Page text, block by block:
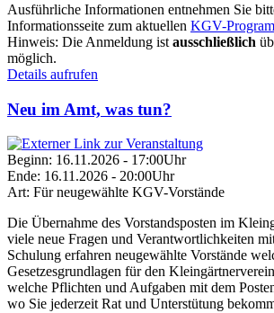
Ausführliche Informationen entnehmen Sie
Informationsseite zum aktuellen KGV-
Hinweis: Die Anmeldung ist ausschließlich
möglich.
Details aufrufen
Neu im Amt, was tun?
Beginn: 16.11.2026 - 17:00Uhr
Ende: 16.11.2026 - 20:00Uhr
Art: Für neugewählte KGV-Vorstände
Die Übernahme des Vorstandsposten im
viele neue Fragen und Verantwortlichkeiten
Schulung erfahren neugewählte Vorstände
Gesetzesgrundlagen für den
welche Pflichten und Aufgaben mit dem
wo Sie jederzeit Rat und Unterstütung